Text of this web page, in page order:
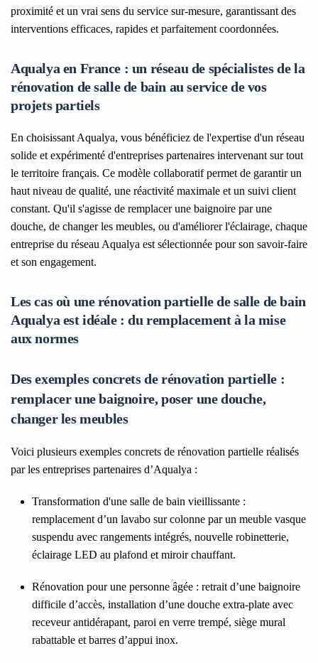
proximité et un vrai sens du service sur-mesure, garantissant des
interventions efficaces, rapides et parfaitement coordonnées.
Aqualya en France : un réseau de spécialistes de la
rénovation de salle de bain au service de vos
projets partiels
En choisissant Aqualya, vous bénéficiez de l'expertise d'un réseau
solide et expérimenté d'entreprises partenaires intervenant sur tout
le territoire français. Ce modèle collaboratif permet de garantir un
haut niveau de qualité, une réactivité maximale et un suivi client
constant. Qu'il s'agisse de remplacer une baignoire par une
douche, de changer les meubles, ou d'améliorer l'éclairage, chaque
entreprise du réseau Aqualya est sélectionnée pour son savoir-faire
et son engagement.
Les cas où une rénovation partielle de salle de bain
Aqualya est idéale : du remplacement à la mise
aux normes
Des exemples concrets de rénovation partielle :
remplacer une baignoire, poser une douche,
changer les meubles
Voici plusieurs exemples concrets de rénovation partielle réalisés
par les entreprises partenaires d’Aqualya :
Transformation d'une salle de bain vieillissante :
remplacement d’un lavabo sur colonne par un meuble vasque
suspendu avec rangements intégrés, nouvelle robinetterie,
éclairage LED au plafond et miroir chauffant.
Rénovation pour une personne âgée : retrait d’une baignoire
difficile d’accès, installation d’une douche extra-plate avec
receveur antidérapant, paroi en verre trempé, siège mural
rabattable et barres d’appui inox.